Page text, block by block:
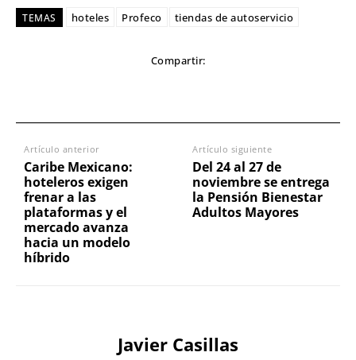
TEMAS hoteles Profeco tiendas de autoservicio
Compartir:
Artículo anterior
Caribe Mexicano:
hoteleros exigen
frenar a las
plataformas y el
mercado avanza
hacia un modelo
híbrido
Artículo siguiente
Del 24 al 27 de
noviembre se entrega
la Pensión Bienestar
Adultos Mayores
Javier Casillas